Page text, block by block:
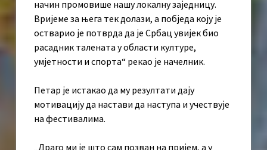
начин промовише нашу локалну заједницу.
Вријеме за њега тек долази, а побједа коју је
остварио је потврда да је Србац увијек био
расадник талената у области културе,
умјетности и спорта“ рекао је начелник.
Петар је истакао да му резултати дају
мотивацију да настави да наступа и учествује
на фестивалима.
„Драго ми је што сам позван на пријем, а у